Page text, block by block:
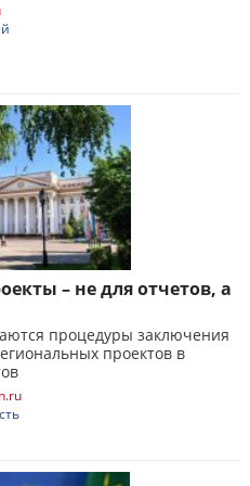
– не для отчетов, а
процедуры заключения
проектов в